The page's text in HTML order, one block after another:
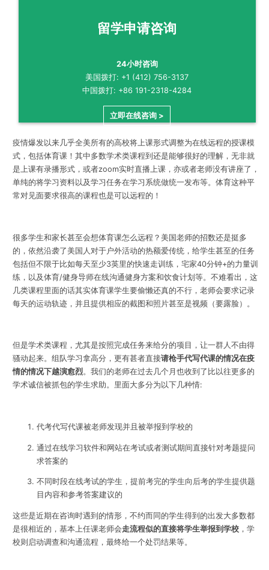
留学申请咨询
24小时咨询
美国拨打: +1 (412) 756-3137
中国拨打: +86 191-2318-4284
立即在线咨询 >
疫情爆发以来几乎全美所有的高校将上课形式调整为在线远程的授课模
式，包括体育课！其中多数学术类课程到还是能够很好的理解，无非就
是上课有录播形式，或者zoom实时直播上课，亦或者老师没有讲座了，
单纯的将学习资料以及学习任务在学习系统做统一发布等。体育这种平
常对见面要求很高的课程也是可以远程的！
很多学生和家长甚至会想体育课怎么远程？美国老师的招数还是挺多
的，依然沿袭了美国人对于户外活动的热额爱传统，给学生甚至的任务
包括但不限于比如每天至少3英里的快速走训练，宅家40分钟+的力量训
练，以及体育/健身导师在线沟通健身方案和饮食计划等。不难看出，这
几类课程里面的话其实体育课学生要偷懒还真的不行，老师会要求记录
每天的运动轨迹，并且提供相应的截图和照片甚至是视频（要露脸）。
但是学术类课程，尤其是按照完成任务来给分的项目，让一群人不由得
骚动起来。组队学习拿高分，更有甚者直接请枪手代写代课的情况在疫
情的情况下越演愈烈。我们的老师在过去几个月也收到了比以往更多的
学术诚信被抓包的学生求助。里面大多分为以下几种情:
代考代写代课被老师发现并且被举报到学校的
通过在线学习软件和网站在考试或者测试期间直接针对考题提问
求答案的
不同时段在线考试的学生，提前考完的学生向后考的学生提供题
目内容和参考答案建议的
这些是近期在咨询时遇到的情形，不约而同的学生得到的出发大多数都
是很相近的，基本上任课老师会走流程似的直接将学生举报到学校，学
校则启动调查和沟通流程，最终给一个处罚结果等。